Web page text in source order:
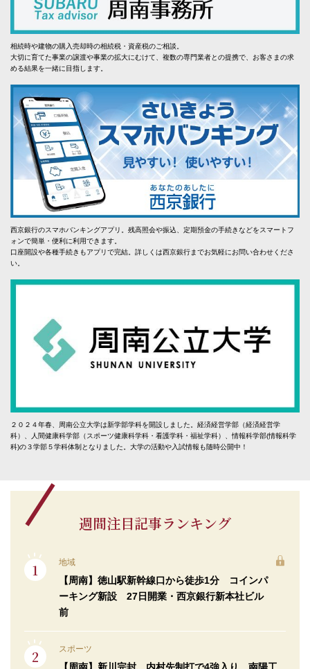
相続時や建物の購入売却時の相続税・資産税のご相談。
大切に育てた事業の譲渡や事業の拡大にむけて、複数の専門業者との提携で、お客さまの求
める結果を一緒に目指します。
西京銀行のスマホバンキングアプリ。残高照会や振込、定期預金の手続きなどをスマートフ
ォンで簡単・便利に利用できます。
口座開設や各種手続きもアプリで完結。詳しくは西京銀行までお気軽にお問い合わせくださ
い。
２０２４年春、周南公立大学は新学部学科を開設しました。経済経営学部（経済経営学
科）、人間健康科学部（スポーツ健康科学科・看護学科・福祉学科）、情報科学部(情報科学
科)の３学部５学科体制となりました。大学の活動や入試情報も随時公開中！
週間注目記事ランキング
地域
【周南】徳山駅新幹線口から徒歩1分 コインパ
ーキング新設 27日開業・西京銀行新本社ビル
前
スポーツ